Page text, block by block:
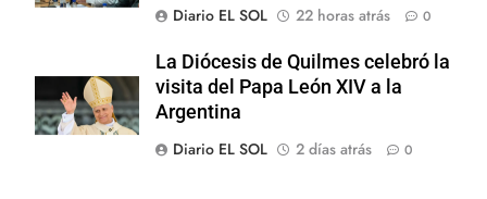
Diario EL SOL
22 horas atrás 0
La Diócesis de Quilmes celebró la
visita del Papa León XIV a la
Argentina
Diario EL SOL
2 días atrás 0